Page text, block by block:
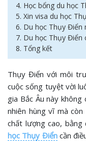
4. Học bổng du học
5. Xin visa du học
6. Du học Thụy Điển
7. Du học Thụy Điển
8. Tổng kết
Thụy Điển với môi
cuộc sống tuyệt vời
gia Bắc Âu này
nhiên hùng vĩ mà
chất lượng cao, bằng
học Thụy Điểncần